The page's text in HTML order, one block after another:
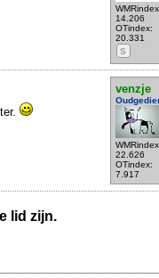
14.206
OTindex:
20.331
S
venzje
22.626
OTindex:
7.917
lid zijn.